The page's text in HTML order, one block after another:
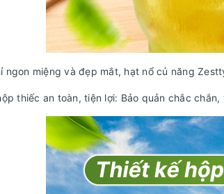
ngon miệng và đẹp mắt, hạt nổ củ năng
thiếc an toàn, tiện lợi: Bảo quản chắc